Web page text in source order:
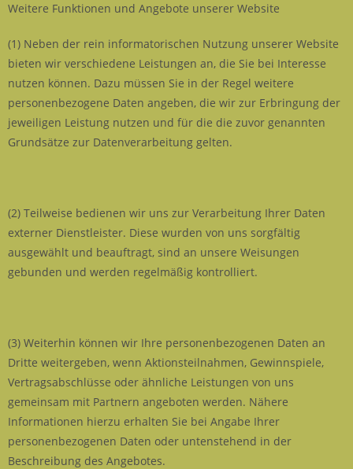
Weitere Funktionen und Angebote unserer Website
(1) Neben der rein informatorischen Nutzung unserer Website
bieten wir verschiedene Leistungen an, die Sie bei Interesse
nutzen können. Dazu müssen Sie in der Regel weitere
personenbezogene Daten angeben, die wir zur Erbringung der
jeweiligen Leistung nutzen und für die die zuvor genannten
Grundsätze zur Datenverarbeitung gelten.
(2) Teilweise bedienen wir uns zur Verarbeitung Ihrer Daten
externer Dienstleister. Diese wurden von uns sorgfältig
ausgewählt und beauftragt, sind an unsere Weisungen
gebunden und werden regelmäßig kontrolliert.
(3) Weiterhin können wir Ihre personenbezogenen Daten an
Dritte weitergeben, wenn Aktionsteilnahmen, Gewinnspiele,
Vertragsabschlüsse oder ähnliche Leistungen von uns
gemeinsam mit Partnern angeboten werden. Nähere
Informationen hierzu erhalten Sie bei Angabe Ihrer
personenbezogenen Daten oder untenstehend in der
Beschreibung des Angebotes.